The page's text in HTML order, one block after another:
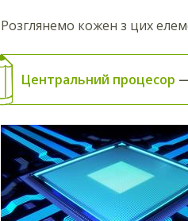
Розглянемо кожен з цих
Центральний процесор